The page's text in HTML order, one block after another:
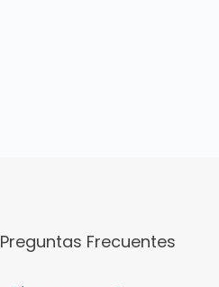
Preguntas Frecuentes